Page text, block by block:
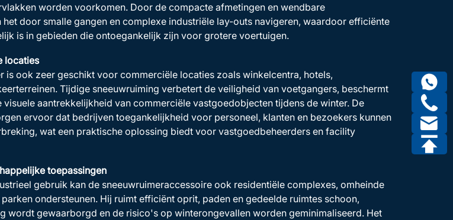
worden voorkomen. Door de compacte afmetingen en wendbare
door smalle gangen en complexe industriële lay-outs navigeren, waardoor efficiënte
is in gebieden die ontoegankelijk zijn voor grotere voertuigen.
locaties
is ook zeer geschikt voor commerciële locaties zoals winkelcentra, hotels,
Tijdige sneeuwruiming verbetert de veiligheid van voetgangers, beschermt
aantrekkelijkheid van commerciële vastgoedobjecten tijdens de winter. De
ervoor dat bedrijven toegankelijkheid voor personeel, klanten en bezoekers kunnen
wat een praktische oplossing biedt voor vastgoedbeheerders en facility
toepassingen
gebruik kan de sneeuwruimeraccessoire ook residentiële complexes, omheinde
ondersteunen. Hij ruimt efficiënt oprit, paden en gedeelde ruimtes schoon,
wordt gewaarborgd en de risico's op winterongevallen worden geminimaliseerd. Het